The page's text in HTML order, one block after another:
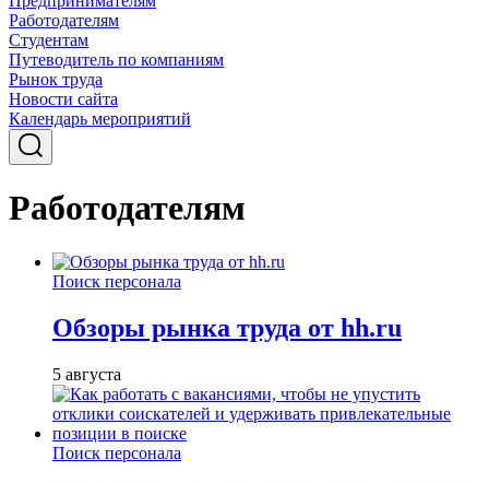
Работодателям
Студентам
Путеводитель по компаниям
Рынок труда
Новости сайта
Календарь мероприятий
Работодателям
Поиск персонала
Обзоры рынка труда от hh.ru
5 августа
Поиск персонала